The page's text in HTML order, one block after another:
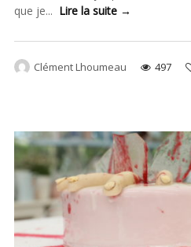
que je... Lire la suite →
Clément Lhoumeau 497